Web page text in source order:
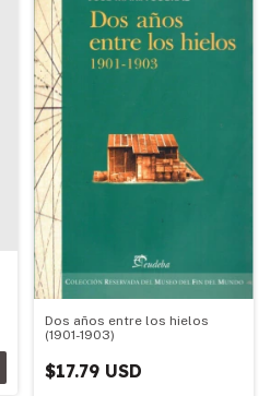
Dos años entre los hielos
(1901-1903)
$17.79 USD